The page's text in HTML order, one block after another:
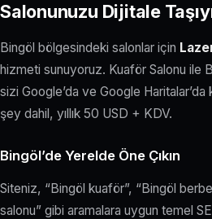
Salonunuzu Dijitale
Bingöl bölgesindeki salonlar için
hizmeti sunuyoruz. Kuaför Salonu ile
sizi Google’da ve Google
şey dahil, yıllık 50 USD + KDV.
Bingöl’de Yerelde Öne Çıkın
Siteniz, “Bingöl kuaför”, “Bingöl
salonu” gibi aramalara uygun temel